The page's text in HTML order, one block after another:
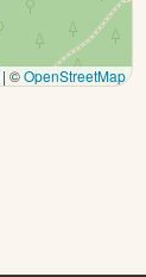
| ©OpenStreetMap